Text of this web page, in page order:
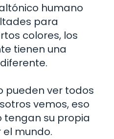
humano
para
colores, los
tienen una
pueden ver todos
vemos, eso
tengan su propia
mundo.